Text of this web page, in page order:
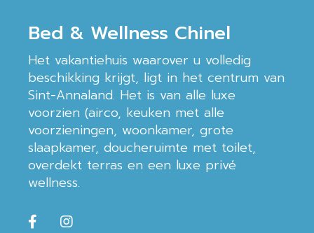
Bed & Wellness Chinel
Het vakantiehuis waarover u volledig
beschikking krijgt, ligt in het centrum van
Sint-Annaland. Het is van alle luxe
voorzien (airco, keuken met alle
voorzieningen, woonkamer, grote
slaapkamer, doucheruimte met toilet,
overdekt terras en een luxe privé
wellness.